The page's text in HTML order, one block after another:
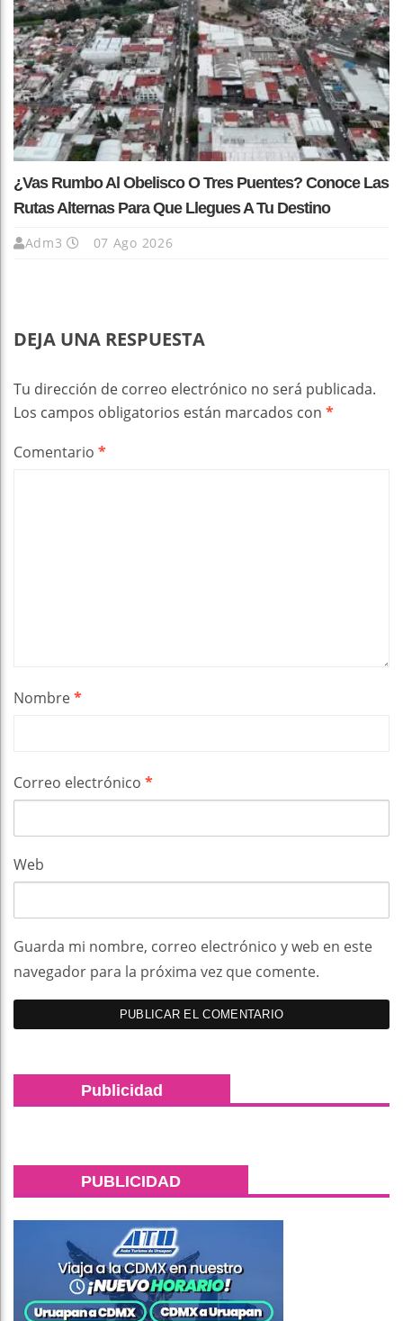
¿Vas Rumbo Al Obelisco O Tres Puentes? Conoce Las
Rutas Alternas Para Que Llegues A Tu Destino
Adm3 07 Ago 2026
DEJA UNA RESPUESTA
Tu dirección de correo electrónico no será publicada.
Los campos obligatorios están marcados con *
Comentario *
Nombre*
Correo electrónico *
Web
Guarda mi nombre, correo electrónico y web en este
navegador para la próxima vez que comente.
Publicidad
PUBLICIDAD